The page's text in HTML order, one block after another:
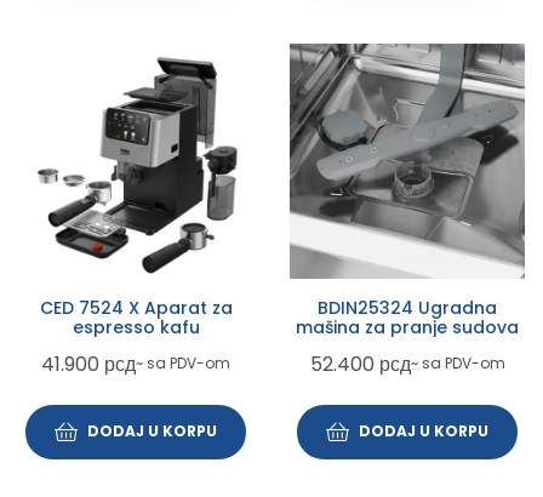
CED 7524 X Aparat za
espresso kafu
41.900 рсд~ sa PDV-om
DODAJ U KORPU
BDIN25324 Ugradna
mašina za pranje sudova
52.400 рсд~ sa PDV-om
DODAJ U KORPU